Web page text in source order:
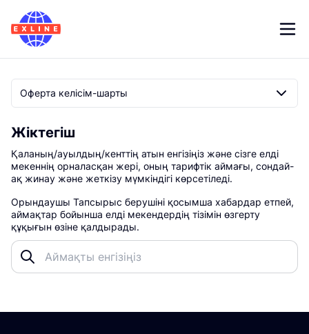
Жіктегіш
Қаланың/ауылдың/кенттің атын енгізіңіз және сізге елді
мекеннің орналасқан жері, оның тарифтік аймағы, сондай-
ақ жинау және жеткізу мүмкіндігі көрсетіледі.
Орындаушы Тапсырыс берушіні қосымша хабардар етпей,
аймақтар бойынша елді мекендердің тізімін өзгерту
құқығын өзіне қалдырады.